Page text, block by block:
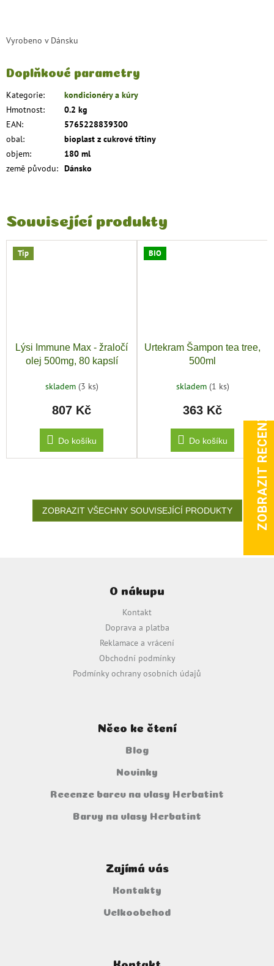
Související produkty
Tip
Lýsi Immune Max - žraločí
olej 500mg, 80 kapslí
skladem (3 ks)
807 Kč
Do košíku
BIO
Urtekram Šampon tea tree,
500ml
skladem (1 ks)
363 Kč
Do košíku
ZOBRAZIT VŠECHNY SOUVISEJÍCÍ PRODUKTY
Vyrobeno v Dánsku
Doplňkové parametry
Kategorie:
kondicionéry a kúry
Hmotnost:
0.2 kg
EAN:
5765228839300
obal:
bioplast z cukrové třtiny
objem:
180 ml
země původu: Dánsko
O nákupu
Kontakt
Doprava a platba
Reklamace a vrácení
Obchodní podmínky
Podmínky ochrany osobních údajů
Něco ke čtení
Blog
Novinky
Recenze barev na vlasy Herbatint
Barvy na vlasy Herbatint
Zajímá vás
Kontakty
Velkoobchod
Kontakt
ZOBRAZIT RECENZE